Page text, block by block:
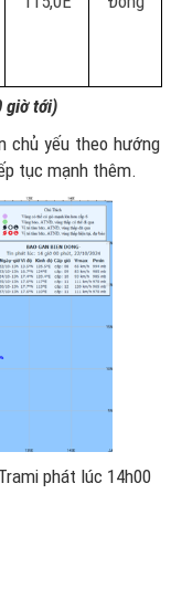
giờ tới)
chủ yếu theo hướng
tục mạnh thêm.
phát lúc 14h00